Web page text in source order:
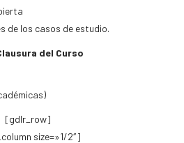
de los casos de estudio.
del Curso
[gdlr_row]
size=»1/2″]